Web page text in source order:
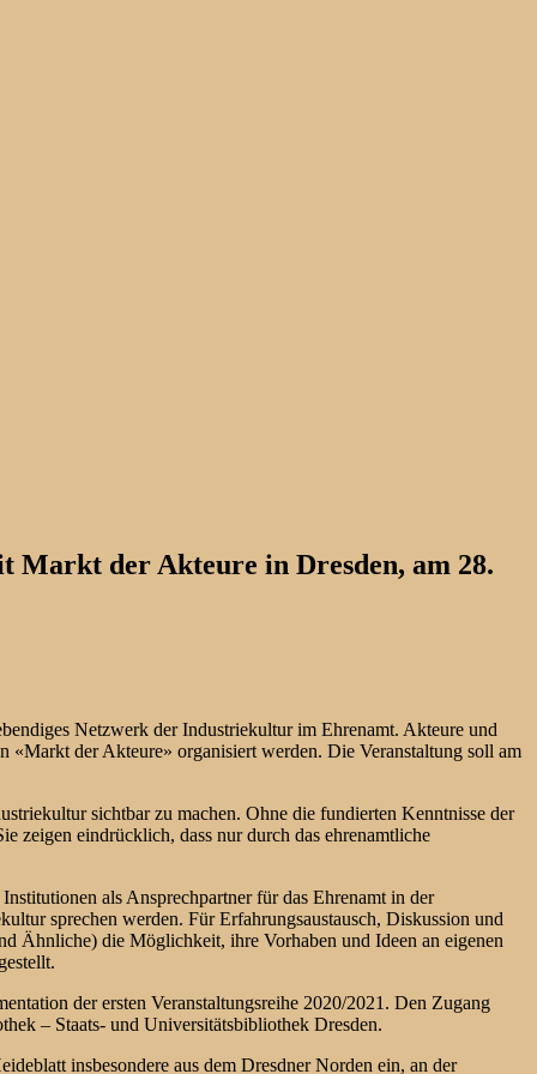
der Akteure in Dresden, am 28.
Netzwerk der Industriekultur im Ehrenamt. Akteure und
der Akteure» organisiert werden. Die Veranstaltung soll am
sichtbar zu machen. Ohne die fundierten Kenntnisse der
zeigen eindrücklich, dass nur durch das ehrenamtliche
als Ansprechpartner für das Ehrenamt in der
sprechen werden. Für Erfahrungsaustausch, Diskussion und
Ähnliche) die Möglichkeit, ihre Vorhaben und Ideen an eigenen
der ersten Veranstaltungsreihe 2020/2021. Den Zugang
– Staats- und Universitätsbibliothek Dresden.
insbesondere aus dem Dresdner Norden ein, an der